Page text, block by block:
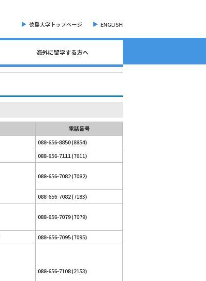
徳島大学トップページ ENGLISH
海外に留学する方へ
電話番号
088-656-8850 (8854)
088-656-7111 (7611)
088-656-7082 (7082)
088-656-7082 (7183)
088-656-7079 (7079)
088-656-7095 (7095)
088-656-7108 (2153)